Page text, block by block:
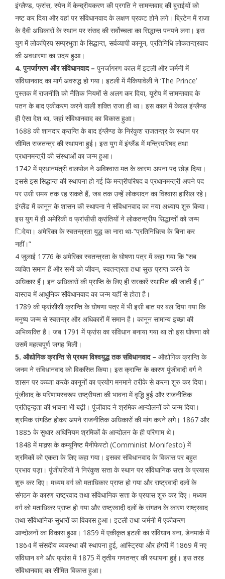
इंग्लैण्ड, फ्रांस, स्पेन में केन्द्रीयकरण की प्रगति ने सामन्तवाद की बुराईयों को
नष्ट कर दिया और वहां पर संविधानवाद के लक्षण प्रकट होने लगे। ब्रिटेन में राजा
के दैवी अधिकारों के स्थान पर संसद की सर्वोच्चता का सिद्धान्त पनपने लगा। इस
युग में लोकप्रिय सम्प्रभुता के सिद्धान्त, सर्वव्यापी कानून, प्रतिनिधि लोकतन्त्रवाद
की अवधारणा का उदय हुआ।
4. पुनर्जागरण और संविधानवाद – पुनर्जागरण काल में इटली और जर्मनी में
संविधानवाद का मार्ग अवरुद्ध हो गया। इटली में मैकियावेली ने ‘The Prince’
पुस्तक में राजनीति को नैतिक नियमों से अलग कर दिया, यूरोप में सामन्तवाद के
पतन के बाद एकीकरण करने वाली शक्ति राजा ही था। इस काल में केवल इंग्लैण्ड
ही ऐसा देश था, जहां संविधानवाद का विकास हुआ।
1688 की शानदार क्रान्ति के बाद इंग्लैण्ड के निरंकुश राजतन्त्र के स्थान पर
सीमित राजतन्त्र की स्थापना हुई। इस युग में इंग्लैंड में मन्त्रिपरिषद तथा
प्रधानमन्त्री की संस्थाओं का जन्म हुआ।
1742 में प्रधानमंत्री वालपोल ने अविश्वास मत के कारण अपना पद छोड़ दिया।
इससे इस सिद्धान्त की स्थापना हो गई कि मन्त्रीपरिषद व प्रधानमन्त्री अपने पद
पर उसी समय तक रह सकते हैं, जब तक उन्हें लोकसदन का विश्वास हासिल रहे।
इंग्लैंड में कानून के शासन की स्थापना ने संविधानवाद का नया अध्याय शुरु किया।
इस युग में ही अमेरिकी व फ्रांसीसी क्रांतियों ने लोकतन्त्रीय सिद्धान्तों को जन्म
िदेया। अमेरिका के स्वतन्त्रता युद्ध का नारा था-”प्रतिनिधित्व के बिना कर
नहीं।”
4 जुलाई 1776 के अमेरिका स्वतन्त्रता के घोषणा पत्र में कहा गया कि “सब
व्यक्ति समान हैं और सभी को जीवन, स्वतन्त्रता तथा सुख प्राप्त करने के
अधिकार हैं। इन अधिकारों की प्राप्ति के लिए ही सरकारें स्थापित की जाती हैं।”
वास्तव में आधुनिक संविधानवाद का जन्म यहीं से होता है।
1789 की फ्रांसीसी क्रान्ति के घोषणा पत्र में भी इसी बात पर बल दिया गया कि
मनुष्य जन्म से स्वतन्त्र और अधिकारों में समान है। कानून सामान्य इच्छा की
अभिव्यक्ति है। जब 1791 में फ्रांस का संविधान बनाया गया था तो इस घोषणा को
उसमें महत्वपूर्ण जगह मिली।
5. औद्योगिक क्रान्ति से प्रथम विश्वयुद्ध तक संविधानवाद – औद्योगिक क्रान्ति के
जनम ने संविधानवाद को विकसित किया। इस क्रान्ति के कारण पूंजीवादी वर्ग ने
शासन पर कब्जा करके कानूनों का प्रयोग मनमाने तरीके से करना शुरु कर दिया।
पूंजीवाद के परिणामस्वरूप राष्ट्रीयता की भावना में वृद्धि हुई और राजनीतिक
प्रतिद्वन्द्वता की भावना भी बढ़ी। पूंजीवाद ने श्रमिक आन्दोलनों को जन्म दिया।
श्रमिक संगठित होकर अपने राजनीतिक अधिकारों की मांग करने लगे। 1867 और
1885 के सुधार अधिनियम श्रमिकों के आन्दोलन के ही परिणाम थे।
1848 में माक्र्स के कम्यूनिष्ट मैनीफेस्टो (Comminist Monifesto) में
श्रमिकों को एकता के लिए कहा गया। इसका संविधानवाद के विकास पर बहुत
प्रभाव पड़ा। पूंजीपतियों ने निरंकुश सत्ता के स्थान पर संविधानिक सत्ता के प्रयास
शुरु कर दिए। मध्यम वर्ग को मताधिकार प्राप्त हो गया और राष्ट्रवादी दलों के
संगठन के कारण राष्ट्रवाद तथा संविधानिक सत्ता के प्रयास शुरु कर दिए। मध्यम
वर्ग को मताधिकर प्राप्त हो गया और राष्ट्रवादी दलों के संगठन के कारण राष्ट्रवाद
तथा संविधानिक सुधारों का विकास हुआ। इटली तथा जर्मनी में एकीकरण
आन्दोलनों का विकास हुआ। 1859 में एकीकृत इटली का संविधान बना, डेनमार्क में
1864 में संसदीय व्यवस्था की स्थापना हुई, आस्ट्रिया और हंगरी में 1869 में नए
संविधान बने और फ्रांस में 1875 में तृतीय गणतन्त्र की स्थापना हुई। इस तरह
संविधानवाद का सीमित विकास हुआ।